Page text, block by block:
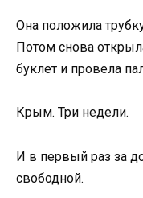
Она положила
Потом снова
буклет и провела
Крым. Три недели.
И в первый раз за
свободной.